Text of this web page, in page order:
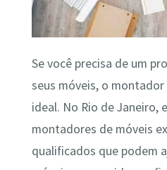
Se você precisa de um
seus móveis, o
ideal. No Rio de Janeiro,
montadores de móveis
qualificados que podem